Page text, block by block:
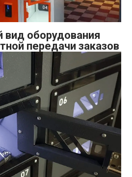
оборудования
передачи заказов